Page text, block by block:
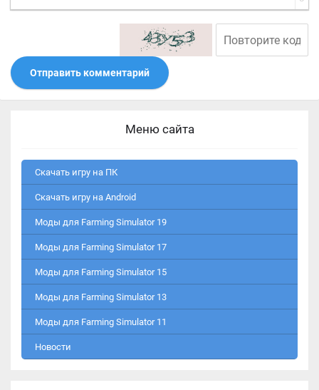
Отправить комментарий
Меню сайта
Скачать игру на ПК
Скачать игру на Android
Моды для Farming Simulator 19
Моды для Farming Simulator 17
Моды для Farming Simulator 15
Моды для Farming Simulator 13
Моды для Farming Simulator 11
Новости